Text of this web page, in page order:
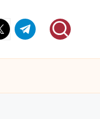
Elemento
del